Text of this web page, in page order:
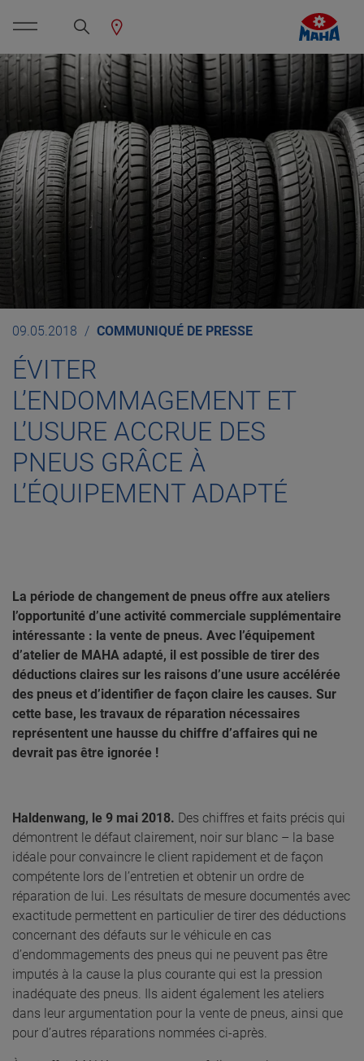
09.05.2018 COMMUNIQUÉ DE PRESSE
ÉVITER
L’ENDOMMAGEMENT ET
L’USURE ACCRUE DES
PNEUS GRÂCE À
L’ÉQUIPEMENT ADAPTÉ
La période de changement de pneus offre aux ateliers
l’opportunité d’une activité commerciale supplémentaire
intéressante : la vente de pneus. Avec l’équipement
d’atelier de MAHA adapté, il est possible de tirer des
déductions claires sur les raisons d’une usure accélérée
des pneus et d’identifier de façon claire les causes. Sur
cette base, les travaux de réparation nécessaires
représentent une hausse du chiffre d’affaires qui ne
devrait pas être ignorée !
Haldenwang, le 9 mai 2018. Des chiffres et faits précis qui
démontrent le défaut clairement, noir sur blanc – la base
idéale pour convaincre le client rapidement et de façon
compétente lors de l’entretien et obtenir un ordre de
réparation de lui. Les résultats de mesure documentés avec
exactitude permettent en particulier de tirer des déductions
concernant des défauts sur le véhicule en cas
d’endommagements des pneus qui ne peuvent pas être
imputés à la cause la plus courante qui est la pression
inadéquate des pneus. Ils aident également les ateliers
dans leur argumentation pour la vente de pneus, ainsi que
pour d’autres réparations nommées ci-après.